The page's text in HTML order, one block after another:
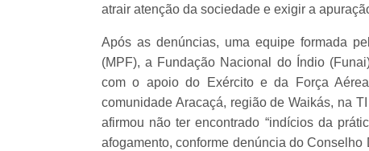
atrair atenção da sociedade e exigir a
Após as denúncias, uma equipe formada
(MPF), a Fundação Nacional do Índio
com o apoio do Exército e da Força
comunidade Aracaçá, região de Waikás, na
afirmou não ter encontrado “indícios da
afogamento, conforme denúncia do